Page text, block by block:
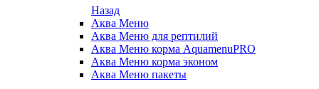
Назад
Аква Меню
Аква Меню для рептилий
Аква Меню корма AquamenuPRO
Аква Меню корма эконом
Аква Меню пакеты